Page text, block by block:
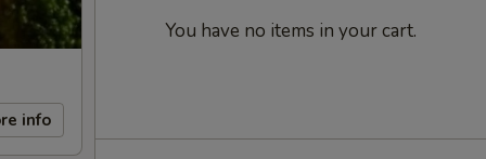
info
You have no items in your cart.